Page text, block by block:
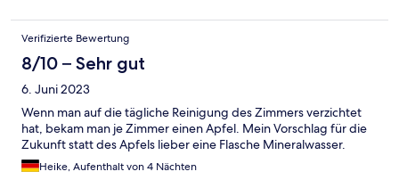
Verifizierte Bewertung
8/10 – Sehr gut
6. Juni 2023
Wenn man auf die tägliche Reinigung des Zimmers verzichtet
hat, bekam man je Zimmer einen Apfel. Mein Vorschlag für die
Zukunft statt des Apfels lieber eine Flasche Mineralwasser.
Heike, Aufenthalt von 4 Nächten